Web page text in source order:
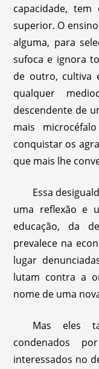
capacidade,
superior. O
alguma, para
sufoca e ignora
de outro, cultiva
qualquer
descendente de
mais
conquistar os
que mais lhe
Essa
uma reflexão e
educação, da
prevalece na
lugar
lutam contra a
nome de uma
Mas eles
condenados
interessados ​​no